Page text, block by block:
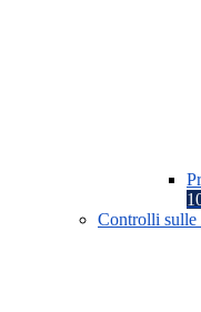
Controlli sulle